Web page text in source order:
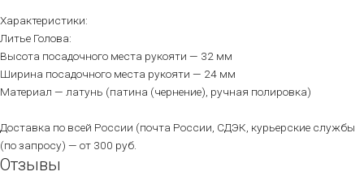
Характеристики:
Литье Голова:
Высота посадочного места рукояти — 32 мм
Ширина посадочного места рукояти — 24 мм
Материал — латунь (патина (чернение), ручная полировка)
Доставка по всей России (почта России, СДЭК, курьерские службы
(по запросу) — от 300 руб.
Отзывы